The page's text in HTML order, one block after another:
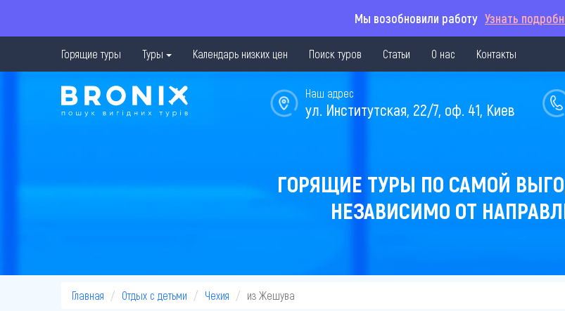
Мы возобновили работу Узнать
Горящие туры Туры Календарь низких цен Поиск туров Статьи О нас Контакты
Наш адрес
ул. Институтская, 22/7, оф. 41, Киев
ГОРЯЩИЕ ТУРЫ ПО САМОЙ
НЕЗАВИСИМО ОТ
Главная Отдых с детьми Чехия из Жешува